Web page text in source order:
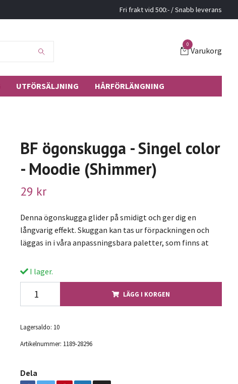
Fri frakt vid 500:- / Snabb leverans
0
Varukorg
UTFÖRSÄLJNING HÅRFÖRLÄNGNING
BF ögonskugga - Singel color
- Moodie (Shimmer)
29 kr
Denna ögonskugga glider på smidigt och ger dig en
långvarig effekt. Skuggan kan tas ur förpackningen och
läggas in i våra anpassningsbara paletter, som finns at
I lager.
LÄGG I KORGEN
Lagersaldo: 10
Artikelnummer: 1189-28296
Dela